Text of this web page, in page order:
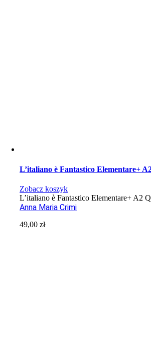
L’italiano è Fantastico Elementare+
Zobacz koszyk
L’italiano è Fantastico Elementare+ A2
Anna Maria Crimi
49,00zł